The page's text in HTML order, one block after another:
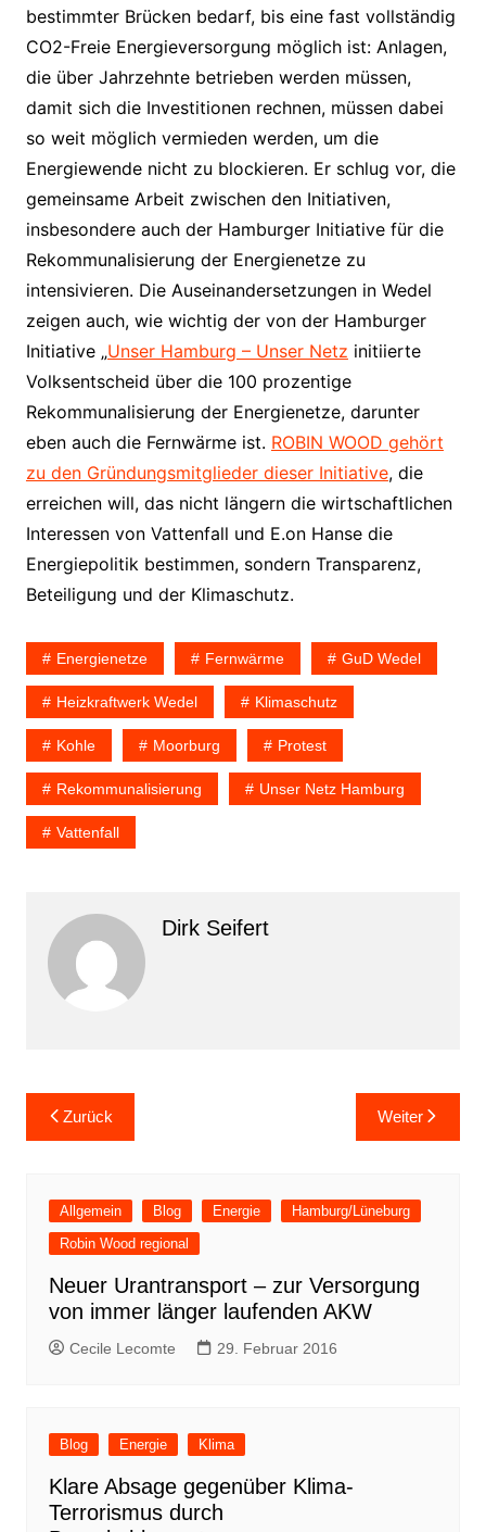
bestimmter Brücken bedarf, bis eine fast vollständig
CO2-Freie Energieversorgung möglich ist: Anlagen,
die über Jahrzehnte betrieben werden müssen,
damit sich die Investitionen rechnen, müssen dabei
so weit möglich vermieden werden, um die
Energiewende nicht zu blockieren. Er schlug vor, die
gemeinsame Arbeit zwischen den Initiativen,
insbesondere auch der Hamburger Initiative für die
Rekommunalisierung der Energienetze zu
intensivieren. Die Auseinandersetzungen in Wedel
zeigen auch, wie wichtig der von der Hamburger
Initiative „Unser Hamburg – Unser Netz initiierte
Volksentscheid über die 100 prozentige
Rekommunalisierung der Energienetze, darunter
eben auch die Fernwärme ist. ROBIN WOOD gehört
zu den Gründungsmitglieder dieser Initiative, die
erreichen will, das nicht längern die wirtschaftlichen
Interessen von Vattenfall und E.on Hanse die
Energiepolitik bestimmen, sondern Transparenz,
Beteiligung und der Klimaschutz.
Energienetze Fernwärme GuD Wedel
Heizkraftwerk Wedel Klimaschutz
Kohle Moorburg Protest
Rekommunalisierung Unser Netz Hamburg
Vattenfall
Dirk Seifert
Beitragsnavigation
Zurück Weiter
Allgemein Blog Energie
Hamburg/Lüneburg
Robin Wood regional
Neuer Urantransport – zur Versorgung
von immer länger laufenden AKW
Cecile Lecomte 29. Februar 2016
Blog Energie Klima
Klare Absage gegenüber Klima-
Terrorismus durch